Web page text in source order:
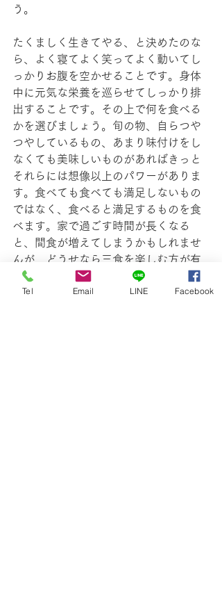
う。
たくましく生きてやる、と決めたのな
ら、よく寝てよく笑ってよく動いてし
っかりお腹を空かせることです。身体
中に元気な栄養を巡らせてしっかり排
出することです。その上で何を食べる
かを選びましょう。旬の物、自らつや
つやしているもの、あまり味付けをし
なくても美味しいものがあればきっと
それらには想像以上のパワーがありま
す。食べても食べても満足しないもの
ではなく、食べると満足するものを食
べます。家で過ごす時間が長くなる
と、間食が増えてしまうかもしれませ
んが、どうせなら三食を楽しむ方が有
意義ですね。
Tel Email LINE Facebook